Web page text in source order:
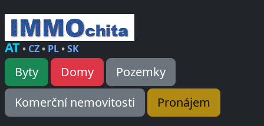
AT• CZ• PL•SK
Byty Domy
Pozemky
Komerční nemovitosti
Pronájem